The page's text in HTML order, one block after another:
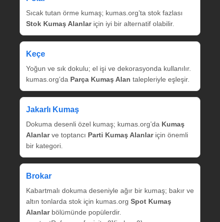
Sıcak tutan örme kumaş; kumas.org’ta stok fazlası
Stok Kumaş Alanlariçin iyi bir alternatif olabilir.
Keçe
Yoğun ve sık dokulu; el işi ve dekorasyonda kullanılır.
kumas.org’da Parça Kumaş Alan talepleriyle eşleşir.
Jakarlı Kumaş
Dokuma desenli özel kumaş; kumas.org’da Kumaş
Alanlarve toptancı Parti Kumaş Alanlariçin önemli
bir kategori.
Brokar
Kabartmalı dokuma deseniyle ağır bir kumaş; bakır ve
altın tonlarda stok için kumas.org Spot Kumaş
Alanlarbölümünde popülerdir.